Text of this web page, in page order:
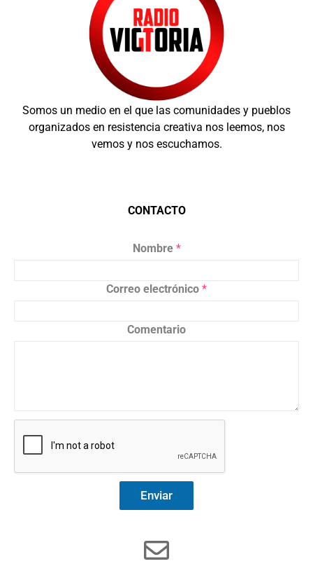
Somos un medio en el que las comunidades y pueblos
organizados en resistencia creativa nos leemos, nos
vemos y nos escuchamos.
CONTACTO
Nombre *
Correo electrónico *
Comentario
Enviar